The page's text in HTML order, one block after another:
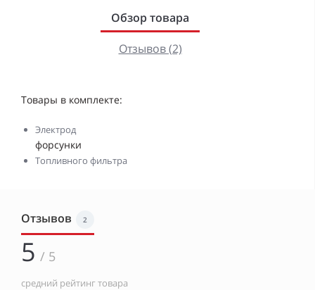
Обзор товара
Отзывов (2)
Товары в комплекте:
Электрод
форсунки
Топливного фильтра
Отзывов 2
5 / 5
средний рейтинг товара